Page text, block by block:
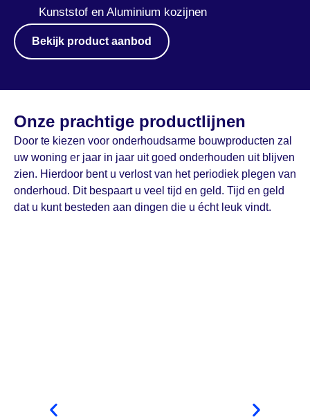
Kunststof en Aluminium kozijnen
Bekijk product aanbod
Onze prachtige productlijnen
Door te kiezen voor onderhoudsarme bouwproducten zal
uw woning er jaar in jaar uit goed onderhouden uit blijven
zien. Hierdoor bent u verlost van het periodiek plegen van
onderhoud. Dit bespaart u veel tijd en geld. Tijd en geld
dat u kunt besteden aan dingen die u écht leuk vindt.